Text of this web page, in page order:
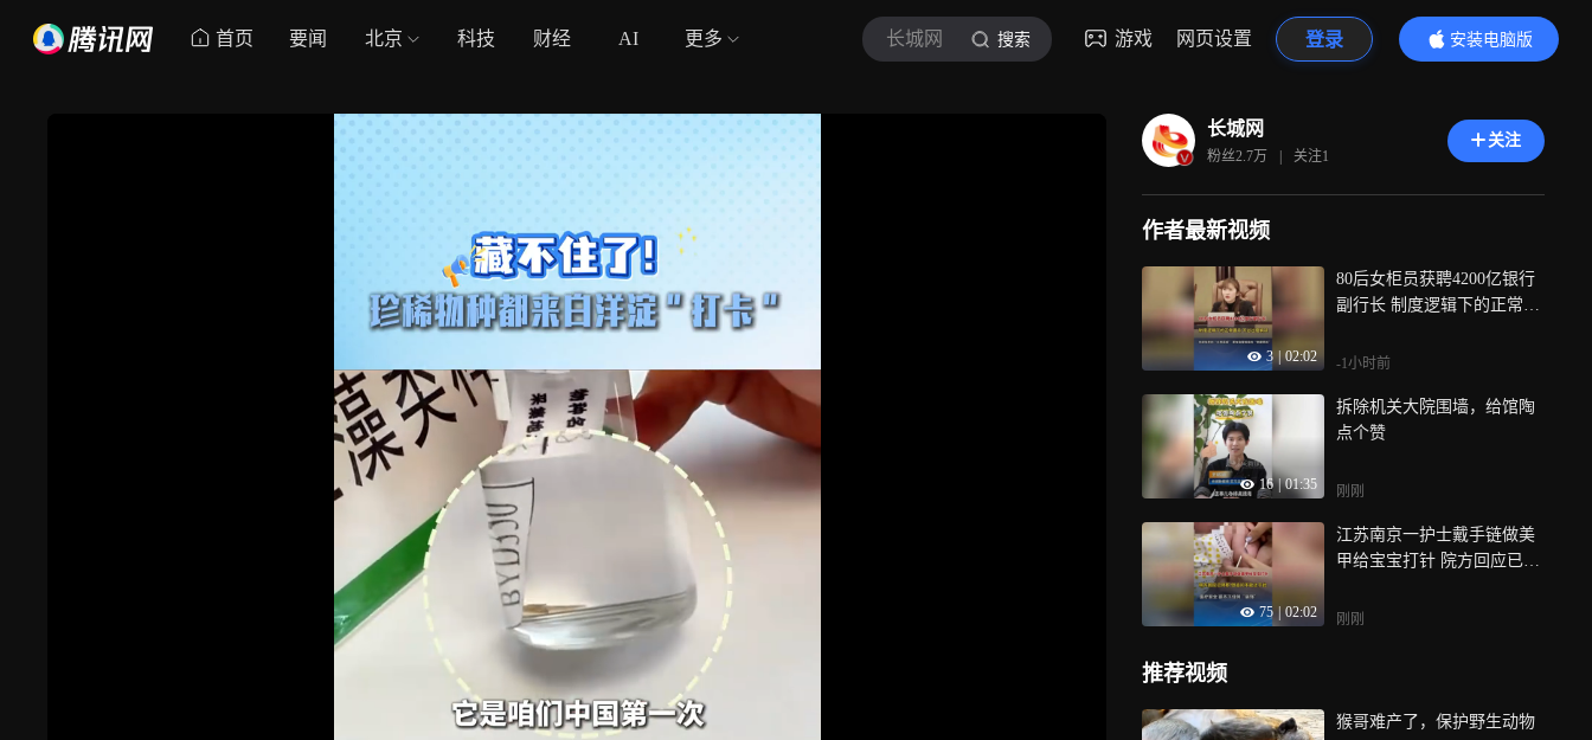
首页 要闻 北京 科技 财经 AI 更多 长城网 搜索 游戏 网页设置 登录
安装电脑版
内容更精彩
长城网
粉丝2.7万 | 关注1
关注
作者最新视频
3 02:02
80后女柜员获聘4200亿银行
副行长 制度逻辑下的正常晋
养的水到渠成，更有监管核
-1小时前
16 | 01:35
拆除机关大院围墙，给馆陶
点个赞
刚刚
75 02:02
江苏南京一护士戴手链做美
甲给宝宝打针 院方回应已停
疗安全，容不下任何“装
刚刚
推荐视频
猴哥难产了，保护野生动物